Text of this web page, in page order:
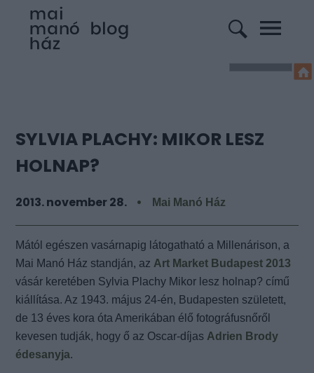
SYLVIA PLACHY: MIKOR LESZ
HOLNAP?
2013. november 28. Mai Manó Ház
Mától egészen vasárnapig látogatható a Millenárison, a
Mai Manó Ház standján, az Art Market Budapest 2013
vásár keretében Sylvia Plachy Mikor lesz holnap? című
kiállítása. Az 1943. május 24-én, Budapesten született,
de 13 éves kora óta Amerikában élő fotográfusnőről
kevesen tudják, hogy ő az Oscar-díjas Adrien Brody
édesanyja.